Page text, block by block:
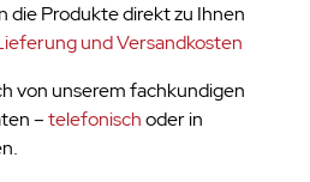
die Produkte direkt zu Ihnen
und Versandkosten
von unserem fachkundigen
–telefonischoder in